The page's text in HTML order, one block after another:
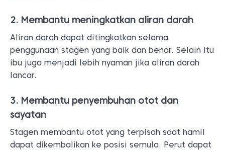
2. Membantu meningkatkan aliran darah
Aliran darah dapat ditingkatkan selama
penggunaan stagen yang baik dan benar. Selain itu
ibu juga menjadi lebih nyaman jika aliran darah
lancar.
3. Membantu penyembuhan otot dan
sayatan
Stagen membantu otot yang terpisah saat hamil
dapat dikembalikan ke posisi semula. Perut dapat